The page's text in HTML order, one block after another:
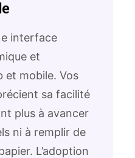
interface
et
et mobile. Vos
sa facilité
plus à avancer
ni à remplir de
L’adoption